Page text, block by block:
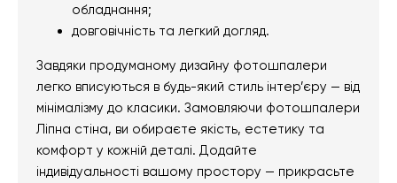
обладнання;
довговічність та легкий догляд.
Завдяки продуманому дизайну фотошпалери
легко вписуються в будь-який стиль інтер’єру — від
мінімалізму до класики. Замовляючи фотошпалери
Ліпна стіна, ви обираєте якість, естетику та
комфорт у кожній деталі. Додайте
індивідуальності вашому простору — прикрасьте